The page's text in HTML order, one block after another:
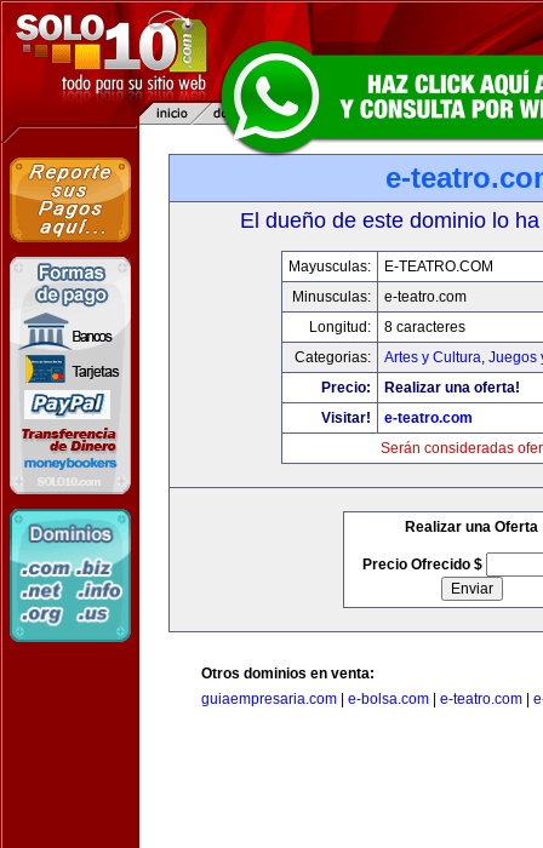
e-
El dueño de este dominio lo
Mayusculas:
E-TEATRO.COM
Minusculas:
e-teatro.com
Longitud:
8 caracteres
Categorias:
Artes y Cultura, Juegos
Precio:
Realizar una oferta!
Visitar!
e-teatro.com
Serán consideradas
Realizar una Oferta
Precio Ofrecido $
Otros dominios en venta:
guiaempresaria.com
e-bolsa.com e-teatro.com